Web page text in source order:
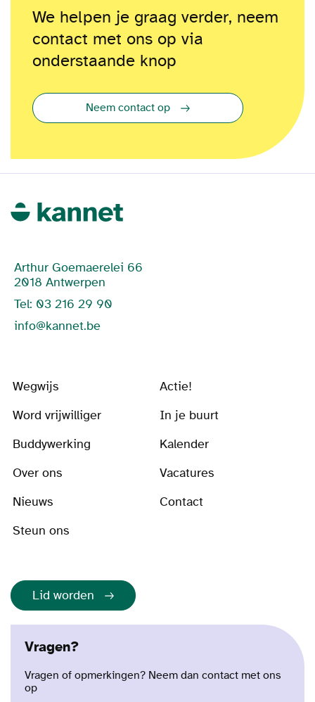
We helpen je graag verder, neem
contact met ons op via
onderstaande knop
Neem contact op
Arthur Goemaerelei 66
2018 Antwerpen
Tel: 03 216 29 90
info@kannet.be
Wegwijs
Actie!
Word vrijwilliger
In je buurt
Buddywerking
Kalender
Over ons
Vacatures
Nieuws
Contact
Steun ons
Lid worden
Vragen?
Vragen of opmerkingen? Neem dan contact met ons
op